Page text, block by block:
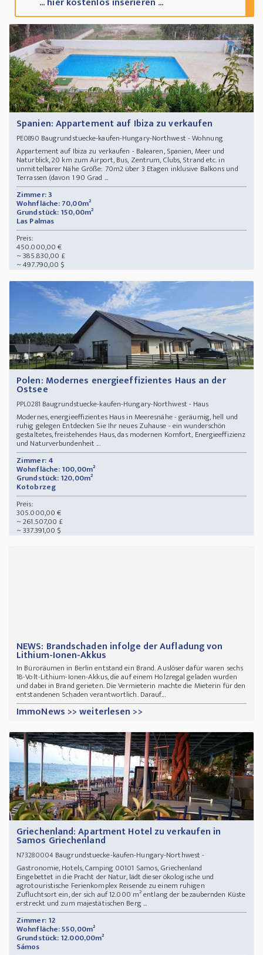
Spanien: Appartement auf Ibiza zu verkaufen
PE0890 Baugrundstuecke-kaufen-Hungary-Northwest - Wohnung
Appartement auf Ibiza zu verkaufen - Balearen, Spanien, Meer und
Naturblick, 20 km zum Airport, Bus, Zentrum, Clubs, Strand etc. in
unmittelbarer Nähe Größe: 70m2 über 3 Etagen inklusive Balkons und
Terrassen (davon 1 90 Grad ...
Zimmer: 3
Wohnfläche: 70,00m²
Grundstück: 150,00m²
Las Palmas
Preis:
450.000,00 €
~ 385.830,00 £
~ 497.790,00 $
Polen: Modernes energieeffizientes Haus an der
Ostsee
PPL0281 Baugrundstuecke-kaufen-Hungary-Northwest - Haus
Modernes, energieeffizientes Haus in Meeresnähe - geräumig, hell und
ruhig gelegen Entdecken Sie Ihr neues Zuhause - ein wunderschön
gestaltetes, freistehendes Haus, das modernen Komfort, Energieeffizienz
und Naturverbundenheit ...
Zimmer: 4
Wohnfläche: 100,00m²
Grundstück: 120,00m²
Kotobrzeg
Preis:
305.000,00 €
~ 261.507,00 £
~ 337.391,00 $
NEWS: Brandschaden infolge der Aufladung von
Lithium-Ionen-Akkus
In Büroräumen in Berlin entstand ein Brand. Auslöser dafür waren sechs
18-Volt-Lithium-Ionen-Akkus, die auf einem Holzregal geladen wurden
und dabei in Brand gerieten. Die Vermieterin machte die Mieterin für den
entstandenen Schaden verantwortlich. Darauf...
ImmoNews >> weiterlesen >>
Griechenland: Apartment Hotel zu verkaufen in
Samos Griechenland
N73280004Baugrundstuecke-kaufen-Hungary-Northwest -
Gastronomie, Hotels, Camping 00101 Samos, Griechenland
Eingebettet in die Pracht der Natur, lädt dieser ökologische und
agrotouristische Ferienkomplex Reisende zu einem ruhigen
Zufluchtsort ein, der sich auf 12.000 m² entlang der bezaubernden Küste
erstreckt und zum majestätischen Berg ...
Zimmer: 12
Wohnfläche: 550,00m²
Grundstück: 12.000,00m²
Sámos